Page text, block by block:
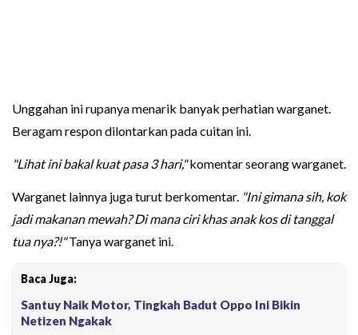
Unggahan ini rupanya menarik banyak perhatian warganet.
Beragam respon dilontarkan pada cuitan ini.
"Lihat ini bakal kuat pasa 3 hari,"komentar seorang warganet.
Warganet lainnya juga turut berkomentar. "Ini gimana sih, kok
jadi makanan mewah? Di mana ciri khas anak kos di tanggal
tua nya?!"Tanya warganet ini.
Baca Juga:
Santuy Naik Motor, Tingkah Badut Oppo Ini Bikin
Netizen Ngakak